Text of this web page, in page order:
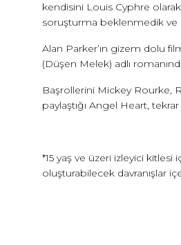
kendisini Louis Cyphre olarak
soruşturma beklenmedik ve
Alan Parker’ın gizem dolu
(Düşen Melek) adlı
Başrollerini Mickey Rourke,
paylaştığı Angel Heart, tekrar
*15 yaş ve üzeri izleyici
oluşturabilecek davranışlar